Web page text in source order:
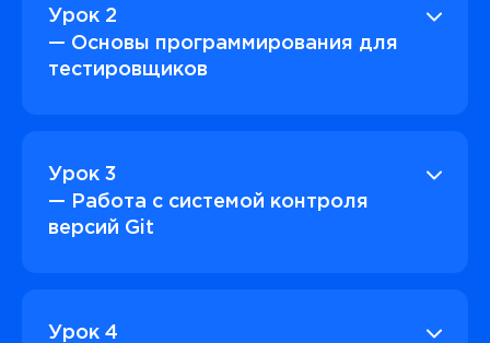
Урок 2
— Основы программирования для
тестировщиков
Урок 3
— Работа с системой контроля
версий Git
Урок 4